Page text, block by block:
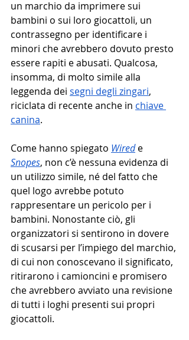
un marchio da imprimere sui
bambini o sui loro giocattoli, un
contrassegno per identificare i
minori che avrebbero dovuto presto
essere rapiti e abusati. Qualcosa,
insomma, di molto simile alla
leggenda dei segni degli zingari,
riciclata di recente anche in chiave
canina.
Come hanno spiegato Wired e
Snopes, non c’è nessuna evidenza di
un utilizzo simile, né del fatto che
quel logo avrebbe potuto
rappresentare un pericolo per i
bambini. Nonostante ciò, gli
organizzatori si sentirono in dovere
di scusarsi per l’impiego del marchio,
di cui non conoscevano il significato,
ritirarono i camioncini e promisero
che avrebbero avviato una revisione
di tutti i loghi presenti sui propri
giocattoli.